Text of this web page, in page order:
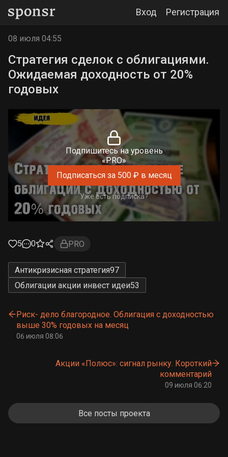
Вход Регистрация
08 июля 04:55
Стратегия сделок с облигациями.
Ожидаемая доходность от 20%
годовых
Подпишитесь на уровень
«PRO»
Подписаться за 500 ₽ в месяц
Уже есть подписка?
5 0 PRO
Антикризисная стратегия97
Облигации акции инвест идеи53
Риск- дело благородное. Облигация с доходностью
выше 30% годовых на месяц
06 июля 08:06
Акции «Полюс»: сигнал рынку. Короткий
комментарий
09 июля 06:20
Все посты проекта